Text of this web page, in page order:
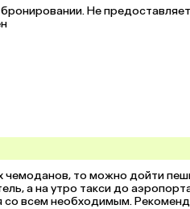
Не
то можно дойти
а на утро такси до
со всем необходимым.